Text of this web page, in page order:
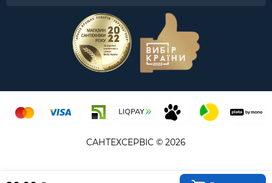
САНТЕХСЕРВІС © 2026